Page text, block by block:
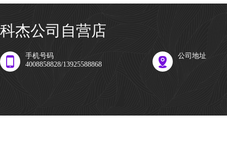
科杰公司自营店
手机号码
4008858828/13925588868
公司地址